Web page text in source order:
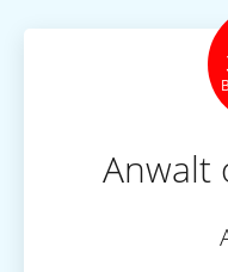
Anwalt